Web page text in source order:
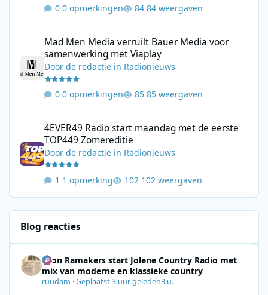
0 opmerkingen 84 weergaven
Mad Men Media verruilt Bauer Media voor
samenwerking met Viaplay
Doorde redactie in Radionieuws
0 opmerkingen 85 weergaven
4EVER49 Radio start maandag met de eerste
TOP449 Zomereditie
Doorde redactie in Radionieuws
1 opmerking 102 weergaven
Blog reacties
Leon Ramakers start Jolene Country Radio met
mix van moderne en klassieke country
ruudam ·Geplaatst3 uur geleden3 u.